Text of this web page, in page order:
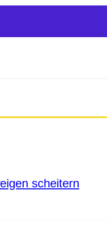
scheitern